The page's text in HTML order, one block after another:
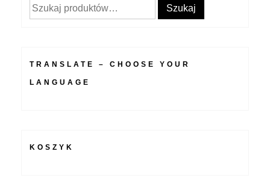
Szukaj: Szukaj
TRANSLATE – CHOOSE YOUR
LANGUAGE
KOSZYK